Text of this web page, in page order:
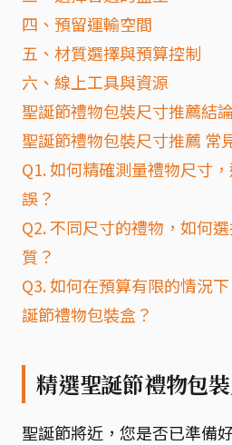
四、預留運輸空間
五、材質選擇與預算控制
六、線上工具與資源
聖誕節禮物包裝尺寸推薦結論
聖誕節禮物包裝尺寸推薦 常
Q1. 如何精確測量禮物尺寸
誤？
Q2. 不同尺寸的禮物，如何
質？
Q3. 如何在預算有限的情況
誕節禮物包裝盒？
精選聖誕節禮物包
聖誕節將近，您是否已準備